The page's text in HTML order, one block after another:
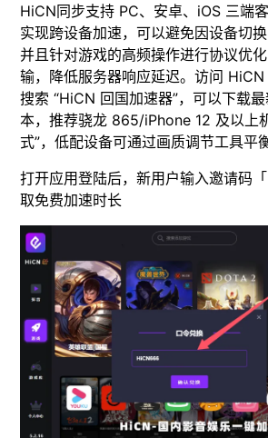
HiCN同步支持 PC、安卓、iOS 三端
实现跨设备加速，可以避免因设备切换
并且针对游戏的高频操作进行协议优
输，降低服务器响应延迟。访问
搜索 “HiCN 回国加速器”，可以下载
本，推荐骁龙 865/iPhone 12 及以上
式”，低配设备可通过画质调节工具平
打开应用登陆后，新用户输入邀请码
取免费加速时长